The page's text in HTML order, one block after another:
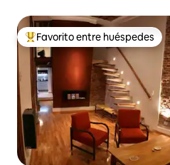
Favorito entre huéspedes
Favorito entre huéspedes